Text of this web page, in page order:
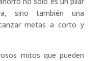
sino también una
metas a corto y
mitos que pueden